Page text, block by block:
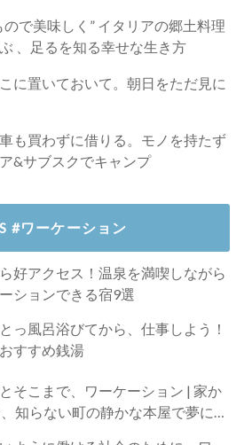
ので美味しく” イタリアの郷土料理
、足るを知る幸せな生き方
に置いておいて。朝日をただ見に
も買わずに借りる。モノを持たず
&サブスクでキャンプ
#ワーケーション
好アクセス！温泉を満喫しながら
ションできる宿9選
っ風呂浴びてから、仕事しよう！
すすめ銭湯
そこまで、ワーケーション | 家か
知らない町の静かな本屋で夢に近